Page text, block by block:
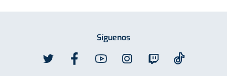
Síguenos